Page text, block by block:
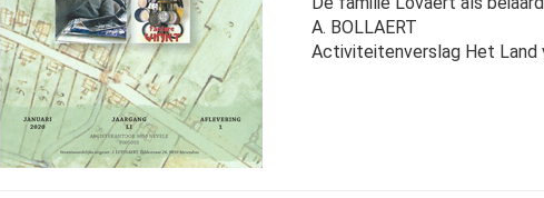
A. BOLLAERT
Activiteitenverslag Het Land